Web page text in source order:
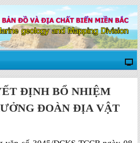
ĐỊNH BỔ NHIỆM
ĐOÀN ĐỊA VẬT